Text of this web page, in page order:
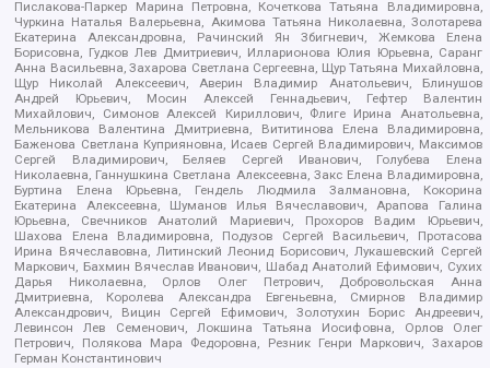
Пислакова-Паркер Марина Петровна, Кочеткова Татьяна Владимировна,
Чуркина Наталья Валерьевна, Акимова Татьяна Николаевна, Золотарева
Екатерина Александровна, Рачинский Ян Збигневич, Жемкова Елена
Борисовна, Гудков Лев Дмитриевич, Илларионова Юлия Юрьевна, Саранг
Анна Васильевна, Захарова Светлана Сергеевна, Щур Татьяна Михайловна,
Щур Николай Алексеевич, Аверин Владимир Анатольевич, Блинушов
Андрей Юрьевич, Мосин Алексей Геннадьевич, Гефтер Валентин
Михайлович, Симонов Алексей Кириллович, Флиге Ирина Анатольевна,
Мельникова Валентина Дмитриевна, Вититинова Елена Владимировна,
Баженова Светлана Куприяновна, Исаев Сергей Владимирович, Максимов
Сергей Владимирович, Беляев Сергей Иванович, Голубева Елена
Николаевна, Ганнушкина Светлана Алексеевна, Закс Елена Владимировна,
Буртина Елена Юрьевна, Гендель Людмила Залмановна, Кокорина
Екатерина Алексеевна, Шуманов Илья Вячеславович, Арапова Галина
Юрьевна, Свечников Анатолий Мариевич, Прохоров Вадим Юрьевич,
Шахова Елена Владимировна, Подузов Сергей Васильевич, Протасова
Ирина Вячеславовна, Литинский Леонид Борисович, Лукашевский Сергей
Маркович, Бахмин Вячеслав Иванович, Шабад Анатолий Ефимович, Сухих
Дарья Николаевна, Орлов Олег Петрович, Добровольская Анна
Дмитриевна, Королева Александра Евгеньевна, Смирнов Владимир
Александрович, Вицин Сергей Ефимович, Золотухин Борис Андреевич,
Левинсон Лев Семенович, Локшина Татьяна Иосифовна, Орлов Олег
Петрович, Полякова Мара Федоровна, Резник Генри Маркович, Захаров
Герман Константинович